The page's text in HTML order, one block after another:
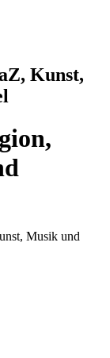
Kunst,
Musik und